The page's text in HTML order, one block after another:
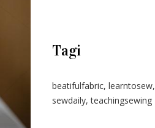
Tagi
beatifulfabric, learntosew,
sewdaily,teachingsewing